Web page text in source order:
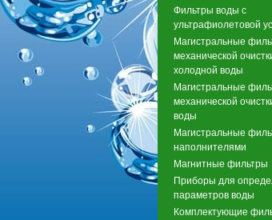
Фильтры воды с
ультрафиолетовой
Магистральные
механической
холодной воды
Магистральные
механической
воды
Магистральные
наполнителями
Магнитные фильтры
Приборы для
параметров воды
Комплектующие